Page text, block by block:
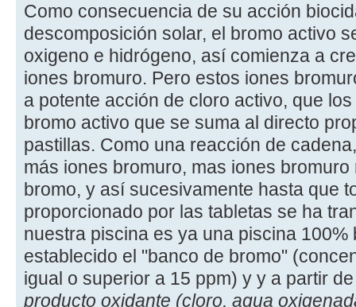
Como consecuencia de su acción
descomposición solar, el bromo activo
oxigeno e hidrógeno, así comienza a
iones bromuro. Pero estos iones
a potente acción de cloro activo, que
bromo activo que se suma al directo
pastillas. Como una reacción de
más iones bromuro, mas iones
bromo, y así sucesivamente hasta que
proporcionado por las tabletas se ha
nuestra piscina es ya una piscina 100%
establecido el "banco de bromo"
igual o superior a 15 ppm) y y a partir
producto oxidante (cloro, agua